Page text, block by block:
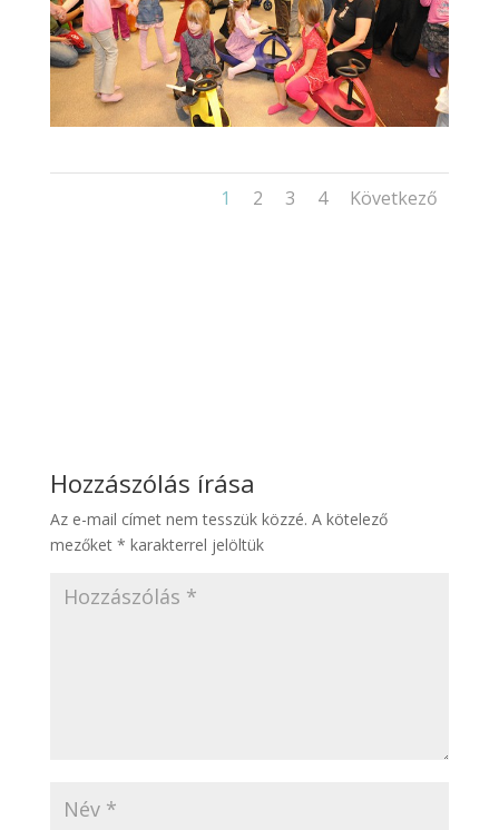
1 2 3 4 Következő
Hozzászólás írása
Az e-mail címet nem tesszük közzé. A kötelező
mezőket * karakterrel jelöltük